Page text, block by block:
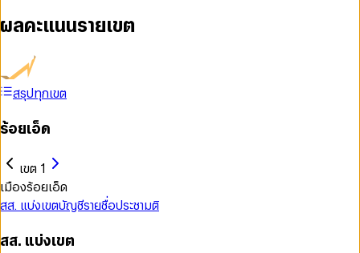
ผลคะแนนรายเขต
สรุปทุกเขต
ร้อยเอ็ด
เขต 1
เมืองร้อยเอ็ด
สส. แบ่งเขตบัญชีรายชื่อประชามติ
สส. แบ่งเขต